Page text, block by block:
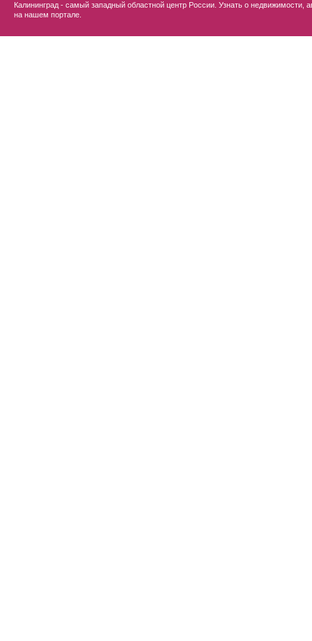
Калининград - самый западный областной центр России. Узнать о недвижимости,
на нашем портале.